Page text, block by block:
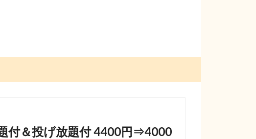
付＆投げ放題付 4400円⇒4000